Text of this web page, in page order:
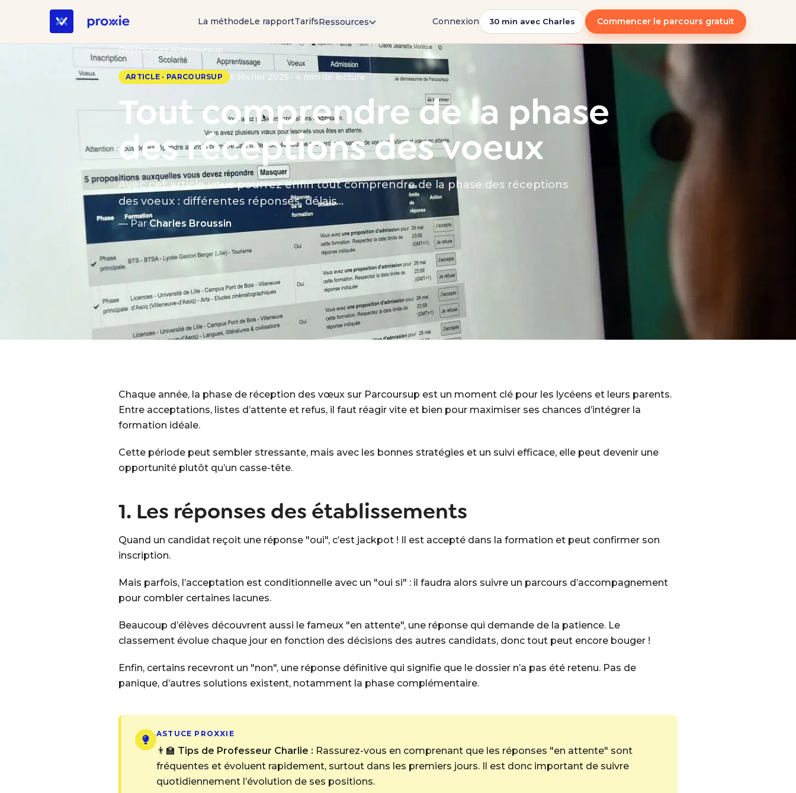
La méthodeLe rapportTarifsRessources Connexion 30 min avec Charles Commencer le parcours gratuit
Ressources Parcoursup
ARTICLE · PARCOURSUP 6 février 2025 · 4 min de lecture
Tout comprendre de la phase
des réceptions des voeux
Avec cet article vous pourrez enfin tout comprendre de la phase des réceptions
des voeux : différentes réponses, délais...
— ParCharles Broussin
Chaque année, la phase de réception des vœux sur Parcoursup est un moment clé pour les lycéens et leurs parents.
Entre acceptations, listes d’attente et refus, il faut réagir vite et bien pour maximiser ses chances d’intégrer la
formation idéale.
Cette période peut sembler stressante, mais avec les bonnes stratégies et un suivi efficace, elle peut devenir une
opportunité plutôt qu’un casse-tête.
1. Les réponses des établissements
Quand un candidat reçoit une réponse "oui", c’est jackpot ! Il est accepté dans la formation et peut confirmer son
inscription.
Mais parfois, l’acceptation est conditionnelle avec un "oui si" : il faudra alors suivre un parcours d’accompagnement
pour combler certaines lacunes.
Beaucoup d’élèves découvrent aussi le fameux "en attente", une réponse qui demande de la patience. Le
classement évolue chaque jour en fonction des décisions des autres candidats, donc tout peut encore bouger !
Enfin, certains recevront un "non", une réponse définitive qui signifie que le dossier n’a pas été retenu. Pas de
panique, d’autres solutions existent, notamment la phase complémentaire.
ASTUCE PROXXIE
👨‍🏫 Tips de Professeur Charlie : Rassurez-vous en comprenant que les réponses "en attente" sont
fréquentes et évoluent rapidement, surtout dans les premiers jours. Il est donc important de suivre
quotidiennement l’évolution de ses positions.